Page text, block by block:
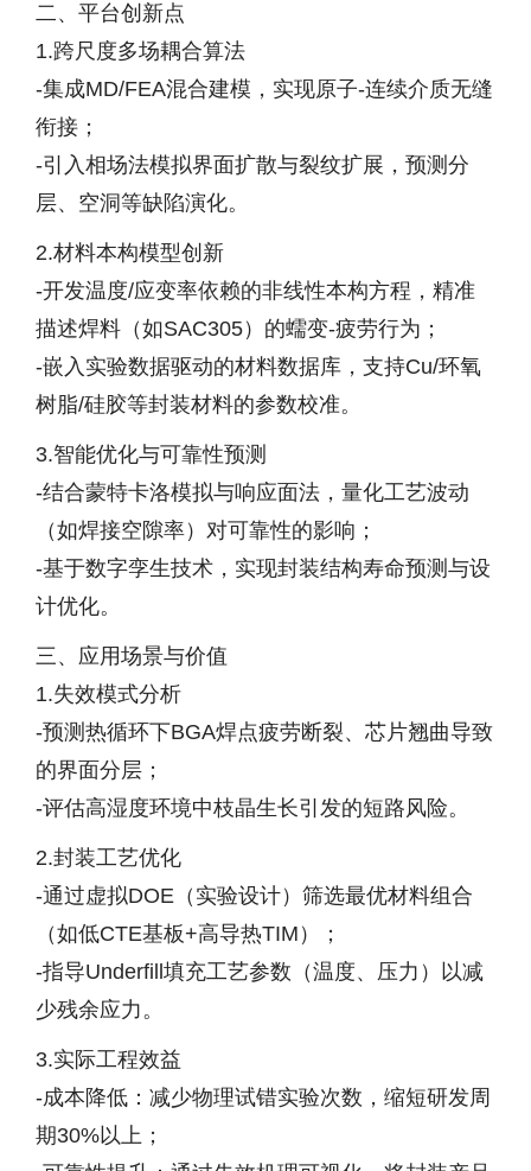
二、平台创新点
1.跨尺度多场耦合算法
-集成MD/FEA混合建模，实现原子-连续介质无缝
衔接；
-引入相场法模拟界面扩散与裂纹扩展，预测分
层、空洞等缺陷演化。
2.材料本构模型创新
-开发温度/应变率依赖的非线性本构方程，精准
描述焊料（如SAC305）的蠕变-疲劳行为；
-嵌入实验数据驱动的材料数据库，支持Cu/环氧
树脂/硅胶等封装材料的参数校准。
3.智能优化与可靠性预测
-结合蒙特卡洛模拟与响应面法，量化工艺波动
（如焊接空隙率）对可靠性的影响；
-基于数字孪生技术，实现封装结构寿命预测与设
计优化。
三、应用场景与价值
1.失效模式分析
-预测热循环下BGA焊点疲劳断裂、芯片翘曲导致
的界面分层；
-评估高湿度环境中枝晶生长引发的短路风险。
2.封装工艺优化
-通过虚拟DOE（实验设计）筛选最优材料组合
（如低CTE基板+高导热TIM）；
-指导Underfill填充工艺参数（温度、压力）以减
少残余应力。
3.实际工程效益
-成本降低：减少物理试错实验次数，缩短研发周
期30%以上；